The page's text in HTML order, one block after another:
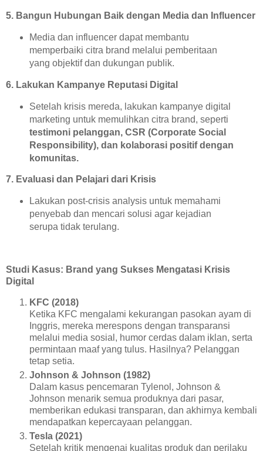
5. Bangun Hubungan Baik dengan Media dan Influencer
Media dan influencer dapat membantu
memperbaiki citra brand melalui pemberitaan
yang objektif dan dukungan publik.
6. Lakukan Kampanye Reputasi Digital
Setelah krisis mereda, lakukan kampanye digital
marketing untuk memulihkan citra brand, seperti
testimoni pelanggan, CSR (Corporate Social
Responsibility), dan kolaborasi positif dengan
komunitas.
7. Evaluasi dan Pelajari dari Krisis
Lakukan post-crisis analysis untuk memahami
penyebab dan mencari solusi agar kejadian
serupa tidak terulang.
Studi Kasus: Brand yang Sukses Mengatasi Krisis
Digital
KFC (2018)
Ketika KFC mengalami kekurangan pasokan ayam di
Inggris, mereka merespons dengan transparansi
melalui media sosial, humor cerdas dalam iklan, serta
permintaan maaf yang tulus. Hasilnya? Pelanggan
tetap setia.
Johnson & Johnson (1982)
Dalam kasus pencemaran Tylenol, Johnson &
Johnson menarik semua produknya dari pasar,
memberikan edukasi transparan, dan akhirnya kembali
mendapatkan kepercayaan pelanggan.
Tesla (2021)
Setelah kritik mengenai kualitas produk dan perilaku